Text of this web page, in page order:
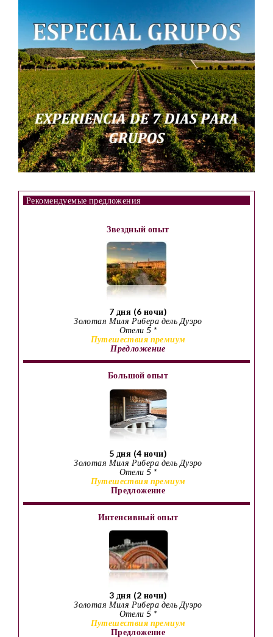
Рекомендуемые предложения
Звездный опыт
7 дня (6 ночи)
Золотая Миля Рибера дель Дуэро
Отели 5 *
Путешествия премиум
Предложение
Большой опыт
5 дня (4 ночи)
Золотая Миля Рибера дель Дуэро
Отели 5 *
Путешествия премиум
Предложение
Интенсивный опыт
3 дня (2 ночи)
Золотая Миля Рибера дель Дуэро
Отели 5 *
Путешествия премиум
Предложение